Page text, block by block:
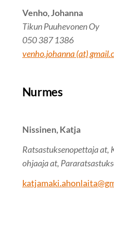
Venho, Johanna
Tikun Puuhevonen Oy
050 387 1386
venho.johanna (at)
Nurmes
Nissinen, Katja
Ratsastuksenopettaja at,
ohjaaja at,